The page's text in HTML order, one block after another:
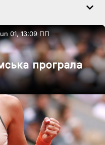
01, 13:09 ПП
програла